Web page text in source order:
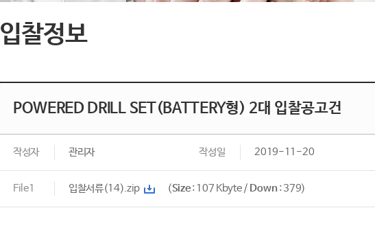
입찰정보
POWERED DRILL SET(BATTERY형) 2대 입찰공고건
작성자 관리자 작성일 2019-11-20
File1 입찰서류(14).zip (Size: 107 Kbyte / Down: 379)